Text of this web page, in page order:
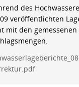
des
veröffentlichten
mit den gemessenen